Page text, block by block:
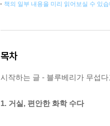
책의 일부 내용을 미리 읽어보실 수 있
목차
시작하는 글 - 블루베리가 무섭다
1. 거실, 편안한 화학 수다